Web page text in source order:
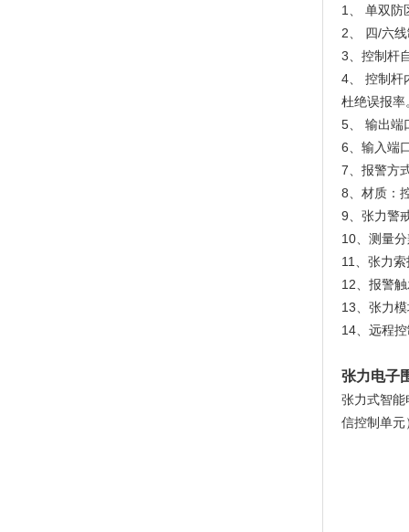
1、 单双防
2、 四/六
3、控制杆
4、 控制杆
杜绝误报率
5、 输出端
6、输入端
7、报警方
8、材质：
9、张力警
10、测量
11、张力
12、报警
13、张力
14、远程
张力电子
张力式智能
信控制单元